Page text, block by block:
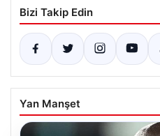
Bizi Takip Edin
Yan Manşet